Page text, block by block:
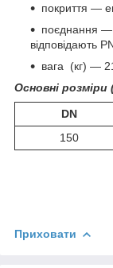
покриття —
поєднання —
відповідають
вага (кг) —
Основні розміри
DN
150
Приховати